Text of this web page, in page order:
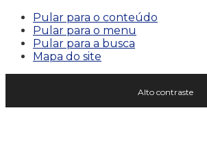
Pular para o conteúdo
Pular para o menu
Pular para a busca
Mapa do site
Alto contraste